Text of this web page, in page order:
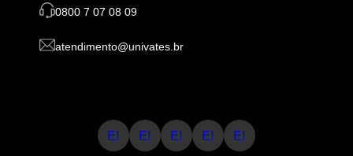
0800 7 07 08 09
atendimento@univates.br
E! E! E! E! E!